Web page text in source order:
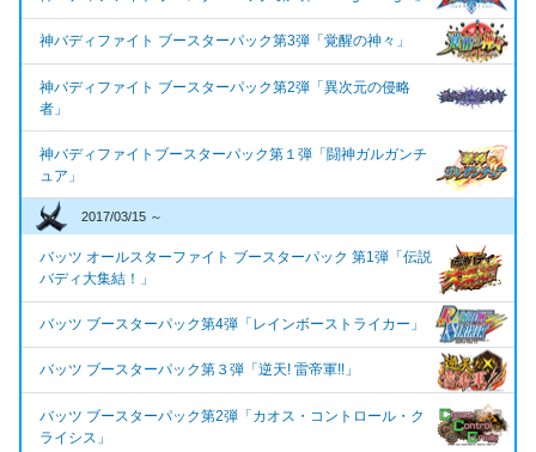
神バディファイト ブースターパック第3弾「覚醒の神々」
神バディファイト ブースターパック第2弾「異次元の侵略
者」
神バディファイトブースターパック第１弾「闘神ガルガンチ
ュア」
2017/03/15 ～
バッツ オールスターファイト ブースターパック 第1弾「伝説
バディ大集結！」
バッツ ブースターパック第4弾「レインボーストライカー」
バッツ ブースターパック第３弾「逆天! 雷帝軍!!」
バッツ ブースターパック第2弾「カオス・コントロール・ク
ライシス」